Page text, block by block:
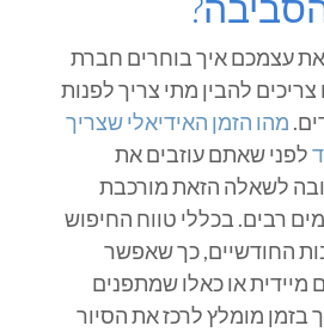
עצמכם איך בוחרים חברת
להבין מתי צריך לפנות
מהו הזמן האידיאלי שצריך
לפני שאתם עוזבים את
לשאלה הזאת מורכבת
רבים. בכללי טווח החיפוש
החודשיים, כך שאפשר
מיידית או כאלו שמתפנים
בזמן מומלץ לרכז את הסיור